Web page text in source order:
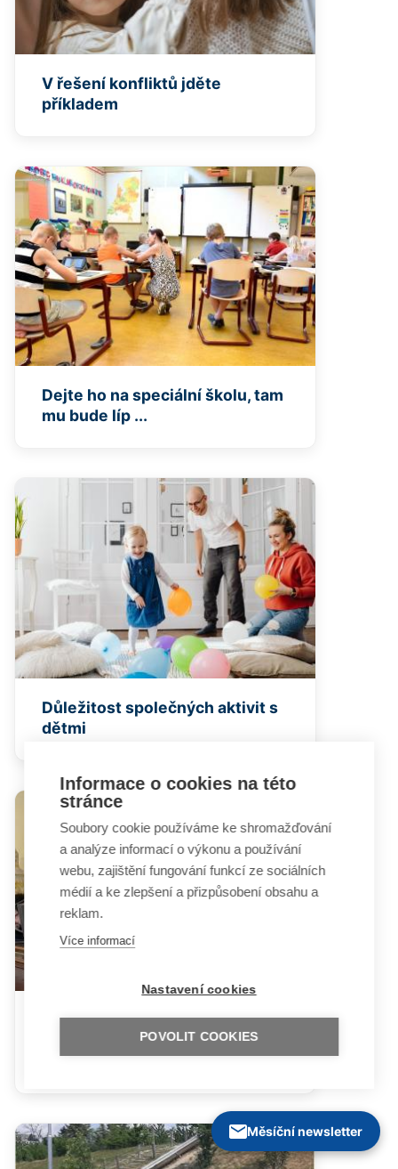
V řešení konfliktů jděte
příkladem
Dejte ho na speciální školu, tam
mu bude líp ...
Důležitost společných aktivit s
dětmi
Poslaneckou sněmovnou zněly
„Aktuální výzvy systému péče o
ohrožené děti“
Měsíční newsletter
Informace o cookies na této
stránce
Soubory cookie používáme ke shromažďování
a analýze informací o výkonu a používání
webu, zajištění fungování funkcí ze sociálních
médií a ke zlepšení a přizpůsobení obsahu a
reklam.
Více informací
Nastavení cookies
POVOLIT COOKIES